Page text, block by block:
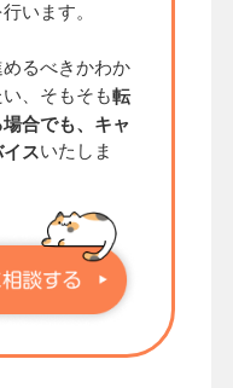
います。
るべきかわか
、そもそも転
合でも、キャ
スいたしま